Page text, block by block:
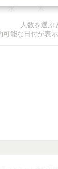
水 木
人数を選ぶ
可能な日付が表示